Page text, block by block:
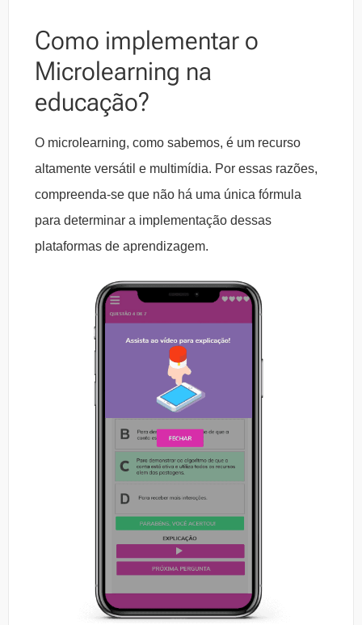
Como implementar o
Microlearning na
educação?
O microlearning, como sabemos, é um recurso
altamente versátil e multimídia. Por essas razões,
compreenda-se que não há uma única fórmula
para determinar a implementação dessas
plataformas de aprendizagem.